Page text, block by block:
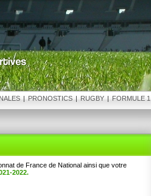
| PRONOSTICS | RUGBY | FORMULE 1
de France de National ainsi que votre
2022.